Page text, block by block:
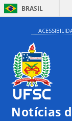
BRASIL
Notícias